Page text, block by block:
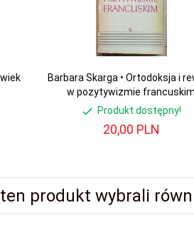
Barbara Skarga • Ortodoksja i
w pozytywizmie francuskim
Produkt dostępny!
20,00 PLN
produkt wybrali